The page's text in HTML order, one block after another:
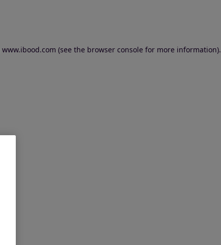
www.ibood.com (see the browser console for more information).